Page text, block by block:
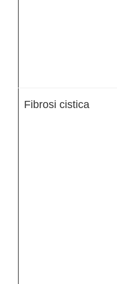
Fibrosi cistica